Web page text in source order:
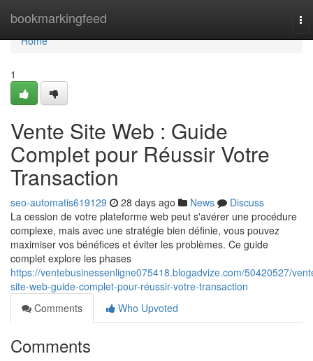
bookmarkingfeed
Home
Home
1
Vente Site Web : Guide
Complet pour Réussir Votre
Transaction
seo-automatis619129 28 days ago News
Discuss
La cession de votre plateforme web peut s'avérer une procédure
complexe, mais avec une stratégie bien définie, vous pouvez
maximiser vos bénéfices et éviter les problèmes. Ce guide
complet explore les phases
https://ventebusinessenligne075418.blogadvize.com/50420527/
site-web-guide-complet-pour-réussir-votre-transaction
Comments
Who Upvoted
Comments